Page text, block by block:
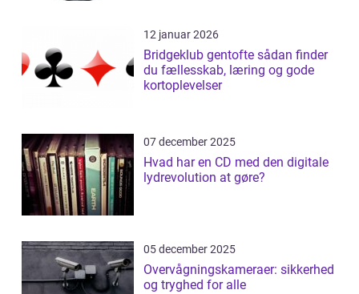
12 januar 2026
Bridgeklub gentofte sådan finder
du fællesskab, læring og gode
kortoplevelser
07 december 2025
Hvad har en CD med den digitale
lydrevolution at gøre?
05 december 2025
Overvågningskameraer: sikkerhed
og tryghed for alle